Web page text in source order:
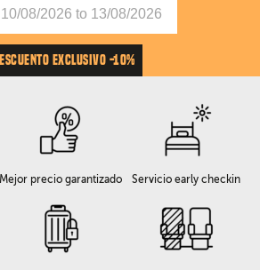
EXCLUSIVO -10%
Mejor precio garantizado Servicio early checkin